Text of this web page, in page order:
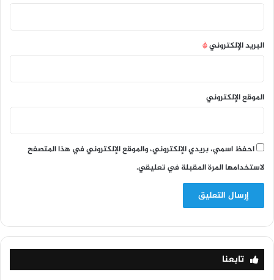
البريد الإلكتروني*
الموقع الإلكتروني
احفظ اسمي، بريدي الإلكتروني، والموقع الإلكتروني في هذا المتصفح
لاستخدامها المرة المقبلة في تعليقي.
تابعنا